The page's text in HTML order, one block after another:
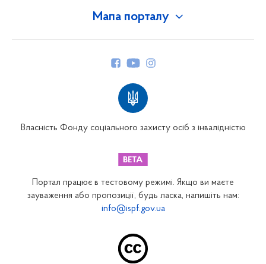
Мапа порталу
Закарпатське відділення
Запорізьке відділення
Власність Фонду соціального захисту осіб з інвалідністю
Портал працює в тестовому режимі. Якщо ви маєте
зауваження або пропозиції, будь ласка, напишіть нам:
info@ispf.gov.ua